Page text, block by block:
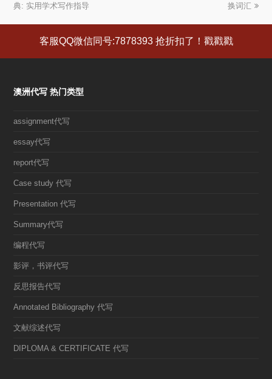
一
典: 实用学术写作指导
章:
换词汇
客服QQ微信同号:7878393 抢折扣了！戳戳戳
澳洲代写 热门类型
assignment代写
essay代写
report代写
Case study 代写
Presentation 代写
Summary代写
编程代写
影评，书评代写
反思报告代写
Annotated Bibliography 代写
文献综述代写
DIPLOMA & CERTIFICATE 代写